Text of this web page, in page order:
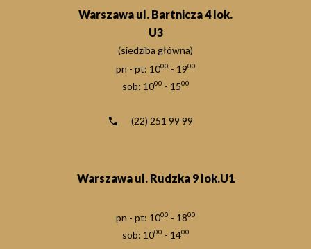
Warszawa ul. Bartnicza 4 lok.
U3
(siedziba główna)
pn - pt: 1000 - 1900
sob: 1000 - 1500
(22) 251 99 99
Warszawa ul. Rudzka 9 lok.U1
pn - pt: 1000 - 1800
sob: 1000 - 1400